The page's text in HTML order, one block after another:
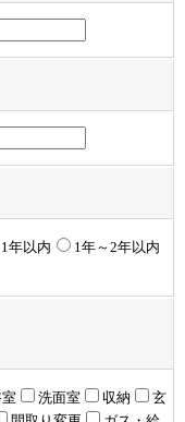
1年以内
1年～2年以内
洗面室 収納
玄